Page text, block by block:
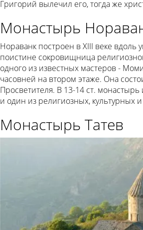
Григорий вылечил его, тогда же
Монастырь
Нораванк построен в XIII веке вдоль
поистине сокровищница
одного из известных мастеров -
часовней на втором этаже. Она
Просветителя. В 13-14 ст.
и один из религиозных, культурных
Монастырь Татев